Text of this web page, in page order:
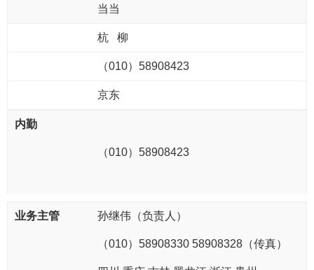
当当
杭 柳
（010）58908423
京东
（010）58908423
孙继伟（负责人）
（010）58908330 58908328（传真）